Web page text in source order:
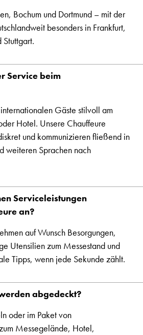
Bochum und Dortmund – mit der
besonders in Frankfurt,
Service beim
Gäste stilvoll am
Hotel. Unsere Chauffeure
und kommunizieren fließend in
weiteren Sprachen nach
Serviceleistungen
an?
auf Wunsch Besorgungen,
Utensilien zum Messestand und
Tipps, wenn jede Sekunde zählt.
abgedeckt?
oder im Paket von
Messegelände, Hotel,